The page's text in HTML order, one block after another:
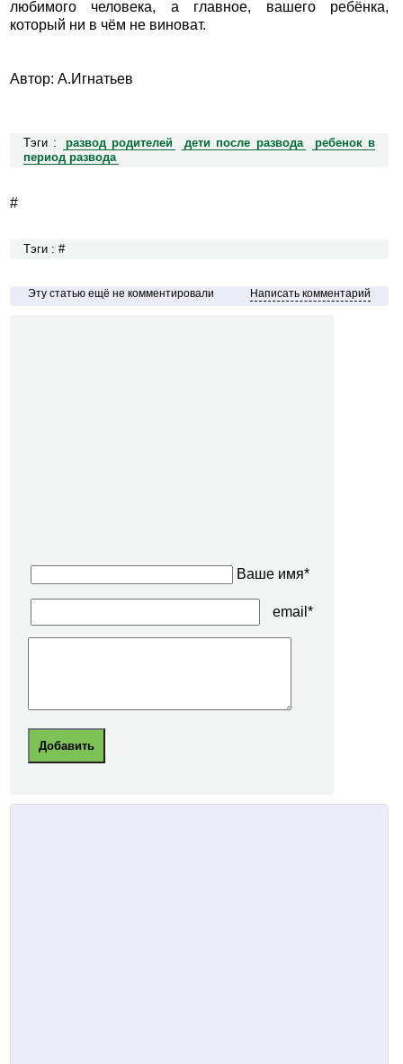
любимого человека, а главное, вашего ребёнка,
который ни в чём не виноват.
Автор: А.Игнатьев
Тэги : развод родителей дети после развода
ребенок в
период развода
#
Тэги : #
Эту статью ещё не комментировали Написать комментарий
Ваше имя*
email*